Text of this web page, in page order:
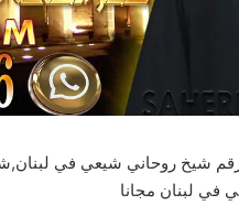
شيخ روحاني شيعي في
في لبنان مجانا